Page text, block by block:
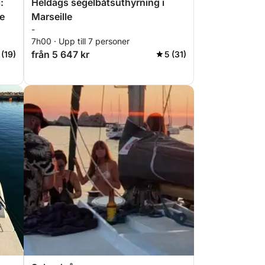
Heldags segelbåtsuthyrning i
Marseille
-
7h00 · Upp till 7 personer
från 5 647 kr 5 (31)